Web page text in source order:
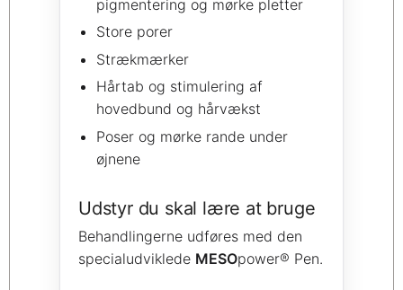
pigmentering og mørke pletter
Store porer
Strækmærker
Hårtab og stimulering af
hovedbund og hårvækst
Poser og mørke rande under
øjnene
Udstyr du skal lære at bruge
Behandlingerne udføres med den
specialudviklede MESOpower® Pen.